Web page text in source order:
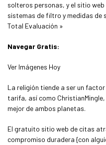
solteros personas, y el sitio
sistemas de filtro y medidas de
Total Evaluación »
Navegar Gratis:
Ver Imágenes Hoy
La religión tiende a ser un
tarifa, así como
mejor de ambos planetas.
El gratuito sitio web de citas
compromiso duradera {con